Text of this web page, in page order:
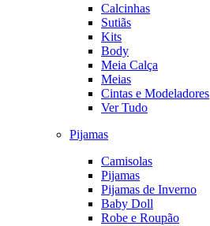
Calcinhas
Sutiãs
Kits
Body
Meia Calça
Meias
Cintas e Modeladores
Ver Tudo
Pijamas
Camisolas
Pijamas
Pijamas de Inverno
Baby Doll
Robe e Roupão